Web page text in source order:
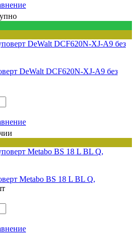
DeWalt DCF620N-XJ-A9 без
Metabo BS 18 L BL Q,